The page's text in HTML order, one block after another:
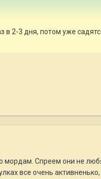
3 дня, потом уже
Спреем они не
все очень